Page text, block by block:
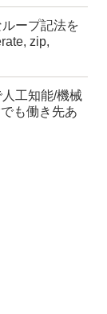
ープ記法を
zip,
人工知能/機械
も働き先あ